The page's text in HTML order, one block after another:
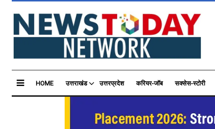
HOME उत्तराखंड उत्तरप्रदेश करियर-जॉब सक्सेस-स्टोरी